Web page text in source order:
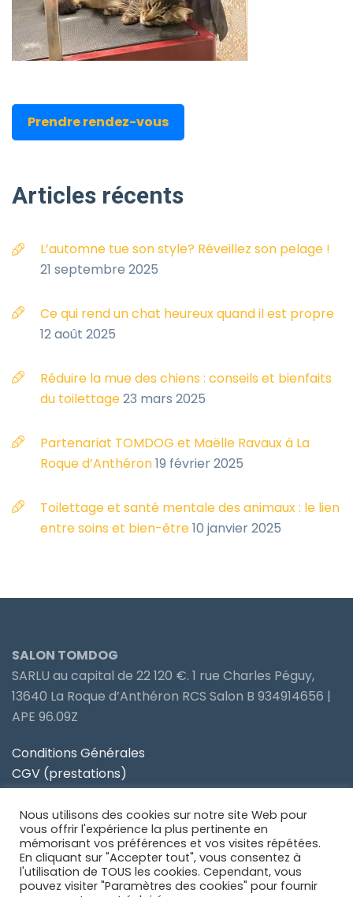
Prendre rendez-vous
Articles récents
L’automne tue son style? Réveillez son pelage !
21 septembre 2025
Ce qui rend un chat heureux quand il est propre
12 août 2025
Réduire la mue des chiens : conseils et bienfaits
du toilettage23 mars 2025
Partenariat TOMDOG et Maëlle Ravaux à La
Roque d’Anthéron19 février 2025
Toilettage et santé mentale des animaux : le lien
entre soins et bien-être10 janvier 2025
SALON TOMDOG
SARLU au capital de 22 120 €. 1 rue Charles Péguy,
13640 La Roque d’Anthéron RCS Salon B 934914656 |
APE 96.09Z
Conditions Générales
CGV (prestations)
Politique de confidentialité
Site partenaire Toiletteur Nos Avis
Site partenaire Anidom
Nous utilisons des cookies sur notre site Web pour
vous offrir l'expérience la plus pertinente en
mémorisant vos préférences et vos visites répétées.
En cliquant sur "Accepter tout", vous consentez à
l'utilisation de TOUS les cookies. Cependant, vous
pouvez visiter "Paramètres des cookies" pour fournir